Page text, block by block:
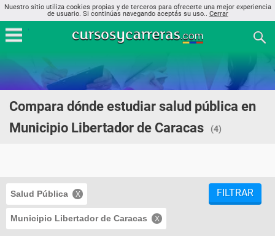
Nuestro sitio utiliza cookies propias y de terceros para ofrecerte una mejor experiencia
de usuario. Si continúas navegando aceptás su uso.. Cerrar
Compara dónde estudiar salud pública en
Municipio Libertador de Caracas
(4)
Salud Pública
Municipio Libertador de Caracas
FILTRAR